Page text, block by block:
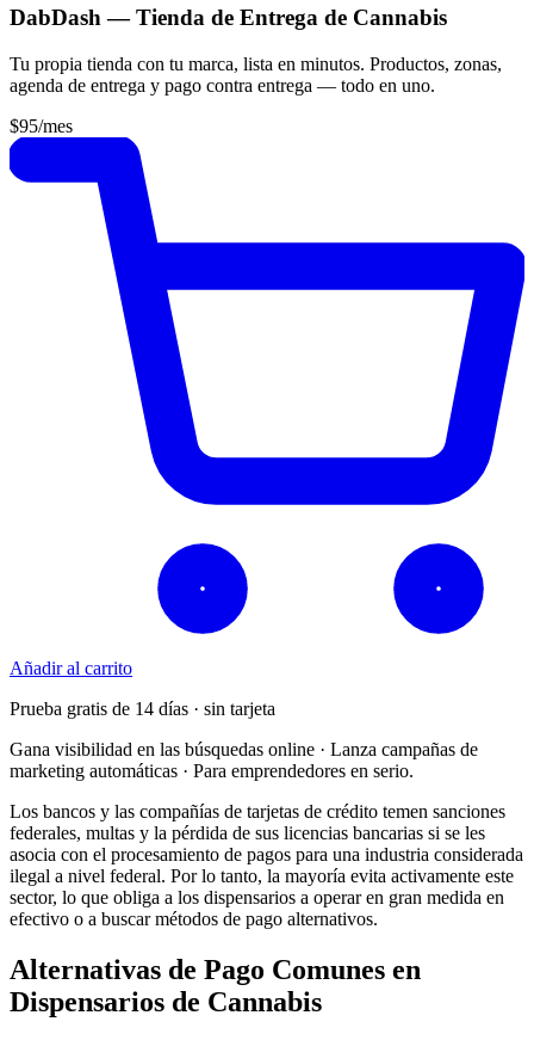
DabDash — Tienda de Entrega de Cannabis
Tu propia tienda con tu marca, lista en minutos. Productos, zonas,
agenda de entrega y pago contra entrega — todo en uno.
$95/mes
Añadir al carrito
Prueba gratis de 14 días · sin tarjeta
Gana visibilidad en las búsquedas online · Lanza campañas de
marketing automáticas · Para emprendedores en serio.
Los bancos y las compañías de tarjetas de crédito temen sanciones
federales, multas y la pérdida de sus licencias bancarias si se les
asocia con el procesamiento de pagos para una industria considerada
ilegal a nivel federal. Por lo tanto, la mayoría evita activamente este
sector, lo que obliga a los dispensarios a operar en gran medida en
efectivo o a buscar métodos de pago alternativos.
Alternativas de Pago Comunes en
Dispensarios de Cannabis